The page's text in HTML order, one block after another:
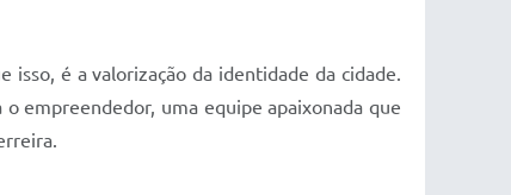
isso, é a valorização da identidade da cidade.
empreendedor, uma equipe apaixonada que